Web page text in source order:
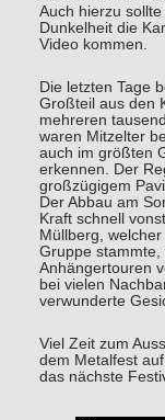
Auch hierzu
Dunkelheit die
Video kommen.
Die letzten Tage
Großteil aus den
mehreren
waren Mitzelter
auch im größten
erkennen. Der
großzügigem
Der Abbau am
Kraft schnell
Müllberg,
Gruppe stammte,
Anhängertouren
bei vielen
verwunderte
Viel Zeit zum
dem Metalfest
das nächste